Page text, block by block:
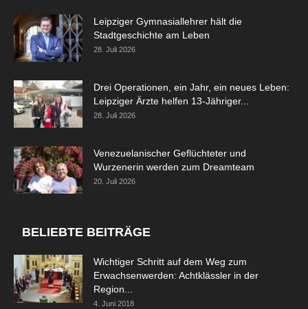
Leipziger Gymnasiallehrer hält die
Stadtgeschichte am Leben
28. Juli 2026
Drei Operationen, ein Jahr, ein neues Leben:
Leipziger Ärzte helfen 13-Jähriger...
28. Juli 2026
Venezuelanischer Geflüchteter und
Wurzenerin werden zum Dreamteam
20. Juli 2026
BELIEBTE BEITRÄGE
Wichtiger Schritt auf dem Weg zum
Erwachsenwerden: Achtklässler in der
Region...
4. Juni 2018